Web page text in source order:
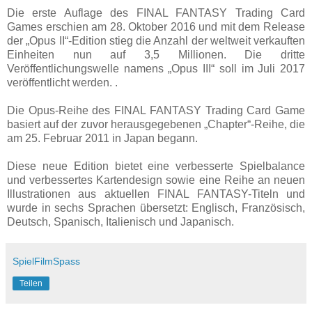
Die erste Auflage des FINAL FANTASY Trading Card
Games erschien am 28. Oktober 2016 und mit dem Release
der „Opus II“-Edition stieg die Anzahl der weltweit verkauften
Einheiten nun auf 3,5 Millionen. Die dritte
Veröffentlichungswelle namens „Opus III“ soll im Juli 2017
veröffentlicht werden. .
Die Opus-Reihe des FINAL FANTASY Trading Card Game
basiert auf der zuvor herausgegebenen „Chapter“-Reihe, die
am 25. Februar 2011 in Japan begann.
Diese neue Edition bietet eine verbesserte Spielbalance
und verbessertes Kartendesign sowie eine Reihe an neuen
Illustrationen aus aktuellen FINAL FANTASY-Titeln und
wurde in sechs Sprachen übersetzt: Englisch, Französisch,
Deutsch, Spanisch, Italienisch und Japanisch.
SpielFilmSpass
Teilen